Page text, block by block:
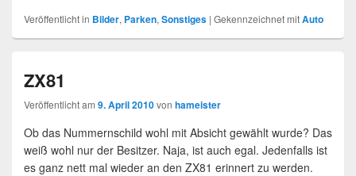
Veröffentlicht in Bilder, Parken, Sonstiges | Gekennzeichnet mitAuto
ZX81
Veröffentlicht am 9. April 2010von hameister
Ob das Nummernschild wohl mit Absicht gewählt wurde? Das
weiß wohl nur der Besitzer. Naja, ist auch egal. Jedenfalls ist
es ganz nett mal wieder an den ZX81 erinnert zu werden.